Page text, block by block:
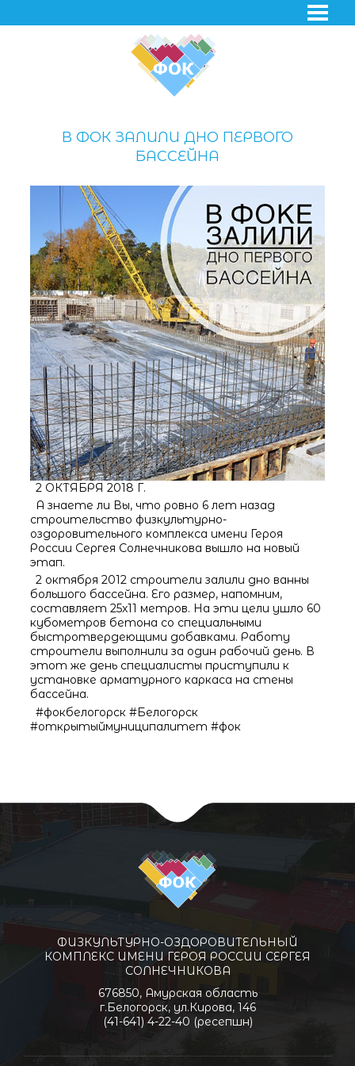
В ФОК ЗАЛИЛИ ДНО ПЕРВОГО
БАССЕЙНА
2 ОКТЯБРЯ 2018 Г.
А знаете ли Вы, что ровно 6 лет назад
строительство физкультурно-
оздоровительного комплекса имени Героя
России Сергея Солнечникова вышло на новый
этап.
2 октября 2012 строители залили дно ванны
большого бассейна. Его размер, напомним,
составляет 25х11 метров. На эти цели ушло 60
кубометров бетона со специальными
быстротвердеющими добавками. Работу
строители выполнили за один рабочий день. В
этот же день специалисты приступили к
установке арматурного каркаса на стены
бассейна.
#фокбелогорск #Белогорск
#открытыймуниципалитет #фок
ФИЗКУЛЬТУРНО-ОЗДОРОВИТЕЛЬНЫЙ
КОМПЛЕКС ИМЕНИ ГЕРОЯ РОССИИ СЕРГЕЯ
СОЛНЕЧНИКОВА
676850, Амурская область
г.Белогорск, ул.Кирова, 146
(41-641) 4-22-40 (ресепшн)